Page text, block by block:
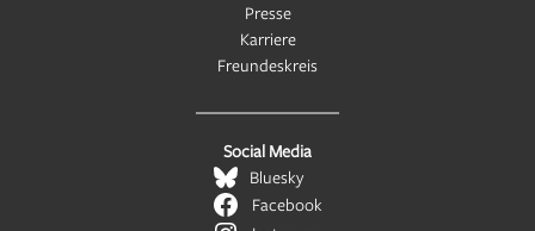
Presse
Karriere
Freundeskreis
Social Media
Bluesky
Facebook